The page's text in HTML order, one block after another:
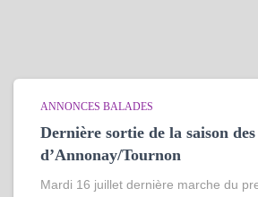
ANNONCES BALADES
Dernière sortie de la saison
d’Annonay/Tournon
Mardi 16 juillet dernière marche du